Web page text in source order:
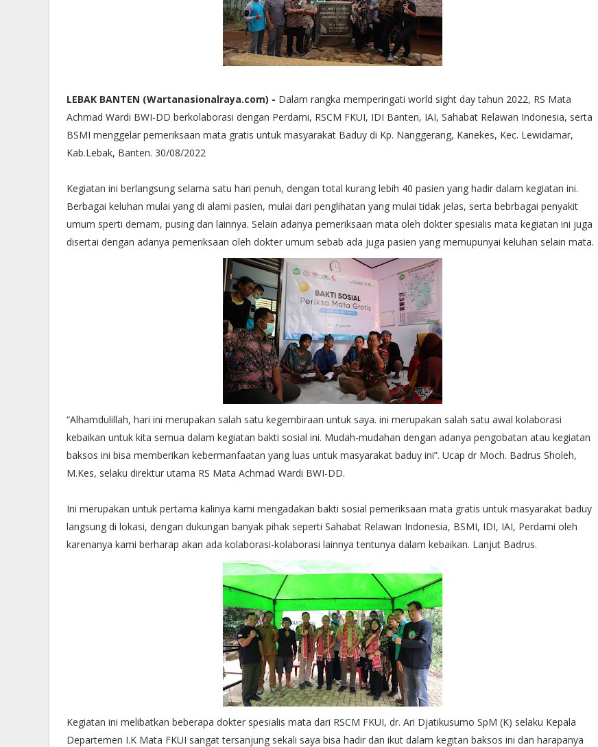
LEBAK BANTEN (Wartanasionalraya.com) - Dalam rangka memperingati world sight day tahun 2022, RS Mata
Achmad Wardi BWI-DD berkolaborasi dengan Perdami, RSCM FKUI, IDI Banten, IAI, Sahabat Relawan Indonesia, serta
BSMI menggelar pemeriksaan mata gratis untuk masyarakat Baduy di Kp. Nanggerang, Kanekes, Kec. Lewidamar,
Kab.Lebak, Banten. 30/08/2022
Kegiatan ini berlangsung selama satu hari penuh, dengan total kurang lebih 40 pasien yang hadir dalam kegiatan ini.
Berbagai keluhan mulai yang di alami pasien, mulai dari penglihatan yang mulai tidak jelas, serta bebrbagai penyakit
umum sperti demam, pusing dan lainnya. Selain adanya pemeriksaan mata oleh dokter spesialis mata kegiatan ini juga
disertai dengan adanya pemeriksaan oleh dokter umum sebab ada juga pasien yang memupunyai keluhan selain mata.
“Alhamdulillah, hari ini merupakan salah satu kegembiraan untuk saya. ini merupakan salah satu awal kolaborasi
kebaikan untuk kita semua dalam kegiatan bakti sosial ini. Mudah-mudahan dengan adanya pengobatan atau kegiatan
baksos ini bisa memberikan kebermanfaatan yang luas untuk masyarakat baduy ini”. Ucap dr Moch. Badrus Sholeh,
M.Kes, selaku direktur utama RS Mata Achmad Wardi BWI-DD.
Ini merupakan untuk pertama kalinya kami mengadakan bakti sosial pemeriksaan mata gratis untuk masyarakat baduy
langsung di lokasi, dengan dukungan banyak pihak seperti Sahabat Relawan Indonesia, BSMI, IDI, IAI, Perdami oleh
karenanya kami berharap akan ada kolaborasi-kolaborasi lainnya tentunya dalam kebaikan. Lanjut Badrus.
Kegiatan ini melibatkan beberapa dokter spesialis mata dari RSCM FKUI, dr. Ari Djatikusumo SpM (K) selaku Kepala
Departemen I.K Mata FKUI sangat tersanjung sekali saya bisa hadir dan ikut dalam kegitan baksos ini dan harapanya